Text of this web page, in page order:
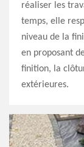
réaliser les
temps, elle
niveau de la
en proposant
finition, la
extérieures.